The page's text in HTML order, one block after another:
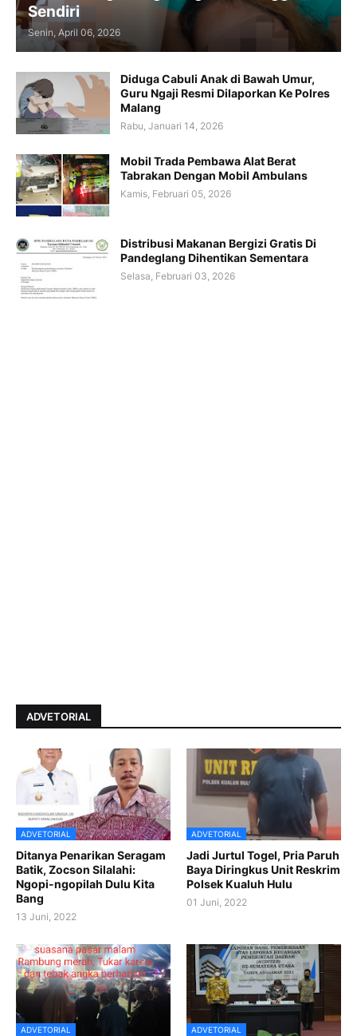
Sendiri
Senin, April 06, 2026
Diduga Cabuli Anak di Bawah Umur,
Guru Ngaji Resmi Dilaporkan Ke Polres
Malang
Rabu, Januari 14, 2026
Mobil Trada Pembawa Alat Berat
Tabrakan Dengan Mobil Ambulans
Kamis, Februari 05, 2026
Distribusi Makanan Bergizi Gratis Di
Pandeglang Dihentikan Sementara
Selasa, Februari 03, 2026
ADVETORIAL
ADVETORIAL
Ditanya Penarikan Seragam
Batik, Zocson Silalahi:
Ngopi-ngopilah Dulu Kita
Bang
13 Juni, 2022
ADVETORIAL
Jadi Jurtul Togel, Pria Paruh
Baya Diringkus Unit Reskrim
Polsek Kualuh Hulu
01 Juni, 2022
ADVETORIAL ADVETORIAL